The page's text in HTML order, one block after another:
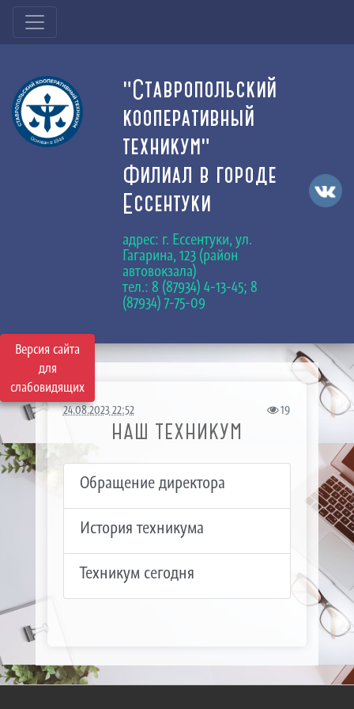
Версия сайта
для
слабовидящих
"Ставропольский
кооперативный
техникум"
Филиал в городе
Ессентуки
адрес: г. Ессентуки, ул.
Гагарина, 123 (район
автовокзала)
тел.: 8 (87934) 4-13-45; 8
(87934) 7-75-09
24.08.2023 22:52 19
НАШ ТЕХНИКУМ
Обращение директора
История техникума
Техникум сегодня